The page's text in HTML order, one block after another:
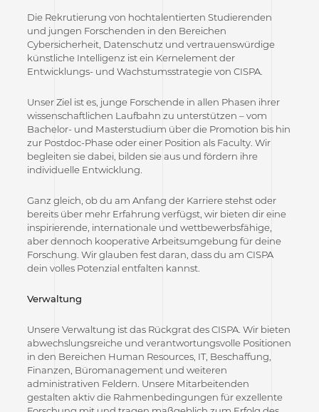
Die Rekrutierung von hochtalentierten Studierenden
und jungen Forschenden in den Bereichen
Cybersicherheit, Datenschutz und vertrauenswürdige
künstliche Intelligenz ist ein Kernelement der
Entwicklungs- und Wachstumsstrategie von CISPA.
Unser Ziel ist es, junge Forschende in allen Phasen ihrer
wissenschaftlichen Laufbahn zu unterstützen – vom
Bachelor- und Masterstudium über die Promotion bis hin
zur Postdoc-Phase oder einer Position als Faculty. Wir
begleiten sie dabei, bilden sie aus und fördern ihre
individuelle Entwicklung.
Ganz gleich, ob du am Anfang der Karriere stehst oder
bereits über mehr Erfahrung verfügst, wir bieten dir eine
inspirierende, internationale und wettbewerbsfähige,
aber dennoch kooperative Arbeitsumgebung für deine
Forschung. Wir glauben fest daran, dass du am CISPA
dein volles Potenzial entfalten kannst.
Verwaltung
Unsere Verwaltung ist das Rückgrat des CISPA. Wir bieten
abwechslungsreiche und verantwortungsvolle Positionen
in den Bereichen Human Resources, IT, Beschaffung,
Finanzen, Büromanagement und weiteren
administrativen Feldern. Unsere Mitarbeitenden
gestalten aktiv die Rahmenbedingungen für exzellente